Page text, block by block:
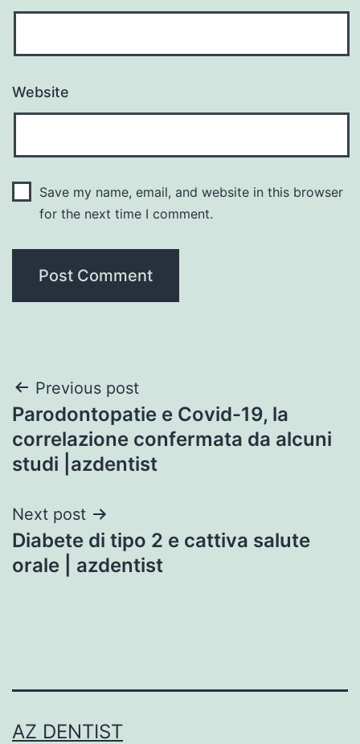
Website
Save my name, email, and website in this browser
for the next time I comment.
Post
navigation
Previous post
Parodontopatie e Covid-19, la
correlazione confermata da alcuni
studi |azdentist
Next post
Diabete di tipo 2 e cattiva salute
orale | azdentist
AZ DENTIST